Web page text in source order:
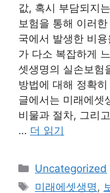
값, 혹시 부담되지
보험을 통해 이러
국에서 발생한 비
가 다소 복잡하게
셋생명의 실손보험
방법에 대해 정확
글에서는 미래에셋
비물과 절차, 그리
… 더 읽기
카
테
Uncategorized
태
미래에셋생명,